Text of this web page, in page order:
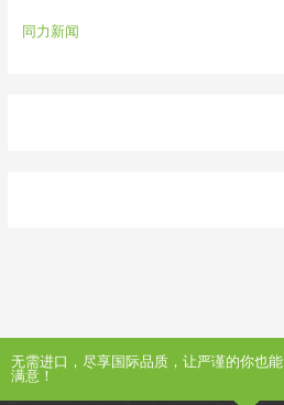
同力新闻
无需进口，尽享国际品质，让严谨的你也能
满意！